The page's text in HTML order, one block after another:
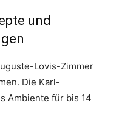
und
Lovis-Zimmer
Die Karl-
Ambiente für bis 14